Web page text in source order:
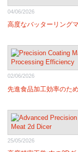
04/06/2026
高度なバッターリング
02/06/2026
先進食品加工効率のた
25/05/2026